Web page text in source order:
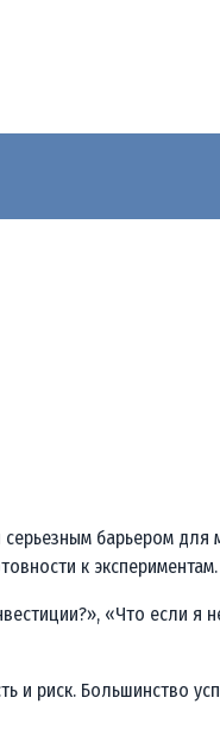
серьезным барьером
к экспериментам.
«Что если я
и риск. Большинство